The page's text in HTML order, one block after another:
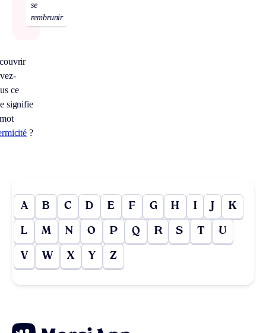
se
rembrunir
ce
signifie
?
A B C D E F G H I J K
L M N O P Q R S T U
V W X Y Z